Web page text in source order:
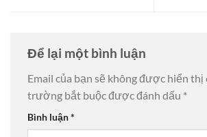
Để lại một bình luận
Email của bạn sẽ không được hiển thị
trường bắt buộc được đánh dấu *
Bình luận*